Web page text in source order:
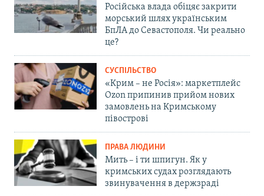
Російська влада обіцяє закрити
морський шлях українським
БпЛА до Севастополя. Чи реально
це?
СУСПІЛЬСТВО
«Крим – не Росія»: маркетплейс
Ozon припинив прийом нових
замовлень на Кримському
півострові
ПРАВА ЛЮДИНИ
Мить – і ти шпигун. Як у
кримських судах розглядають
звинувачення в держзраді